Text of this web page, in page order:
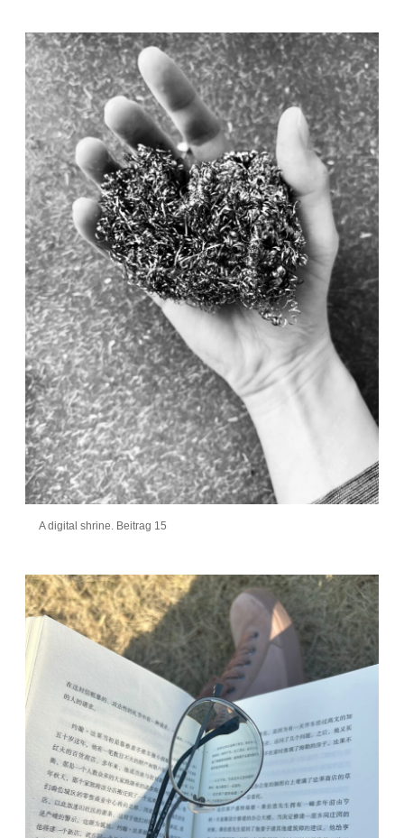
A digital shrine. Beitrag 15